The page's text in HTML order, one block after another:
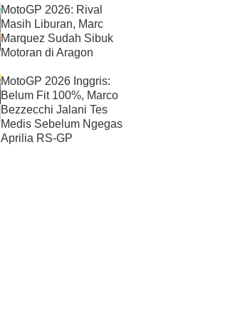
MotoGP 2026: Rival
Masih Liburan, Marc
Marquez Sudah Sibuk
Motoran di Aragon
MotoGP 2026 Inggris:
Belum Fit 100%, Marco
Bezzecchi Jalani Tes
Medis Sebelum Ngegas
Aprilia RS-GP